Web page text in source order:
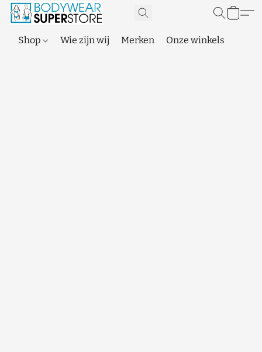
Shop Wie zijn wij Merken Onze winkels